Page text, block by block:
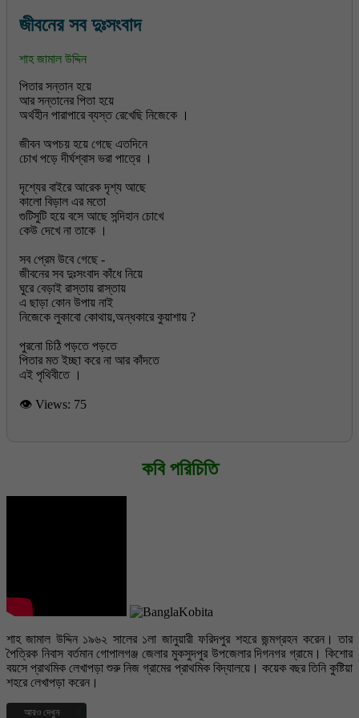
জীবনের সব দুঃসংবাদ
শাহ জামাল উদ্দিন
পিতার সন্তান হয়ে
আর সন্তানের পিতা হয়ে
অর্থহীন পারাপারে ব্যস্ত রেখেছি নিজেকে ।
জীবন অপচয় হয়ে গেছে এতদিনে
চোখ পড়ে দীর্ঘশ্বাস ভরা পাত্রে ।
দৃশ্যের বাইরে আরেক দৃশ্য আছে
কালো বিড়াল এর মতো
গুটিসুটি হয়ে বসে আছে সন্দিহান চোখে
কেউ দেখে না তাকে ।
সব প্রেম উবে গেছে -
জীবনের সব দুঃসংবাদ কাঁধে নিয়ে
ঘুরে বেড়াই রাস্তায় রাস্তায়
এ ছাড়া কোন উপায় নাই
নিজেকে লুকাবো কোথায়,অন্ধকারে কুয়াশায় ?
পুরনো চিঠি পড়তে পড়তে
পিতার মত ইচ্ছা করে না আর কাঁদতে
👁 Views: 75
কবি পরিচিতি
শাহ জামাল উদ্দিন ১৯৬২ সালের ১লা জানুয়ারী ফরিদপুর শহরে জন্মগ্রহন করেন। তার
পৈত্রিক নিবাস বর্তমান গোপালগঞ্জ জেলার মুকসুদপুর উপজেলার দিগনগর গ্রামে। কিশোর
বয়সে প্রাথমিক লেখাপড়া শুরু নিজ গ্রামের প্রাথমিক বিদ্যালয়ে। কয়েক বছর তিনি কুষ্টিয়া
শহরে লেখাপড়া করেন।
আরও দেখুন